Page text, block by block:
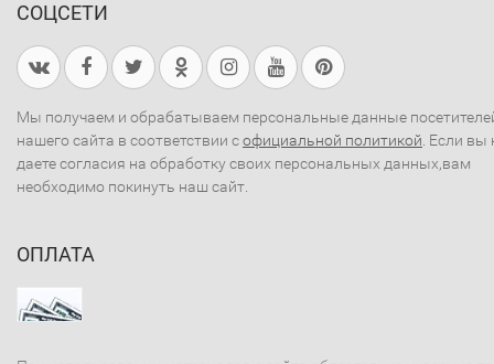
СОЦСЕТИ
Мы получаем и обрабатываем персональные данные
нашего сайта в соответствии софициальной политикой . Если вы
даете согласия на обработку своих персональных данных,вам
необходимо покинуть наш сайт.
ОПЛАТА